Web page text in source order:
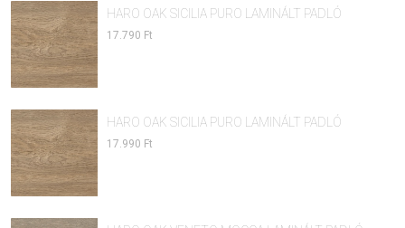
HARO OAK SICILIA PURO LAMINÁLT PADLÓ
17.790 Ft
HARO OAK SICILIA PURO LAMINÁLT PADLÓ
17.990 Ft